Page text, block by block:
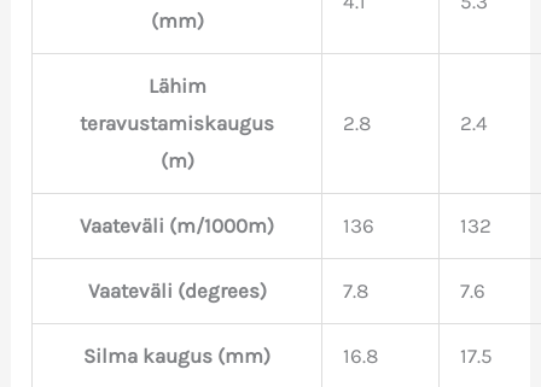
(mm)
Lähim
teravustamiskaugus
(m)
2.8 2.4
Vaateväli (m/1000m) 136 132
Vaateväli (degrees) 7.8 7.6
Silma kaugus (mm) 16.8 17.5